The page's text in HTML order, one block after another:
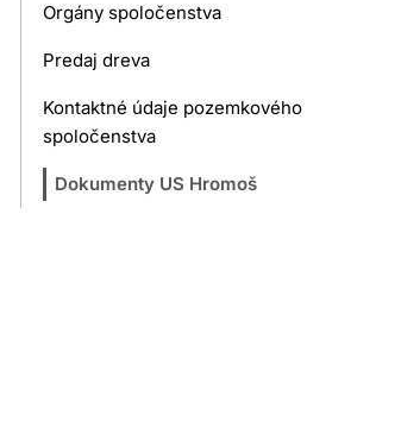
Orgány spoločenstva
Predaj dreva
Kontaktné údaje pozemkového
spoločenstva
Dokumenty US Hromoš